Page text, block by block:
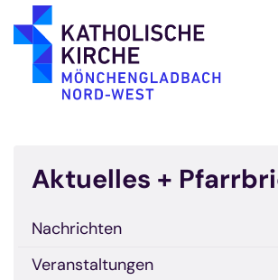
Zum Inhalt springen
Aktuelles +
Nachrichten
Veranstaltungen